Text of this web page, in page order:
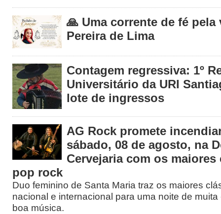
🙏 Uma corrente de fé pela
Pereira de Lima
Contagem regressiva: 1º
Universitário da URI
lote de ingressos
AG Rock promete
sábado, 08 de agosto, na
Cervejaria com os
pop rock
Duo feminino de Santa Maria traz os maiores
nacional e internacional para uma noite de
boa música.